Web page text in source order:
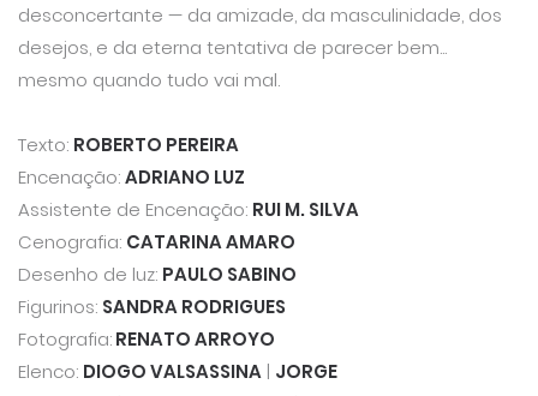
desconcertante — da amizade, da masculinidade, dos
desejos, e da eterna tentativa de parecer bem...
mesmo quando tudo vai mal.
Texto: ROBERTO PEREIRA
Encenação:ADRIANO LUZ
Assistente de Encenação: RUI M. SILVA
Cenografia: CATARINA AMARO
Desenho de luz: PAULO SABINO
Figurinos: SANDRA RODRIGUES
Fotografia:RENATO ARROYO
Elenco: DIOGO VALSASSINA | JORGE